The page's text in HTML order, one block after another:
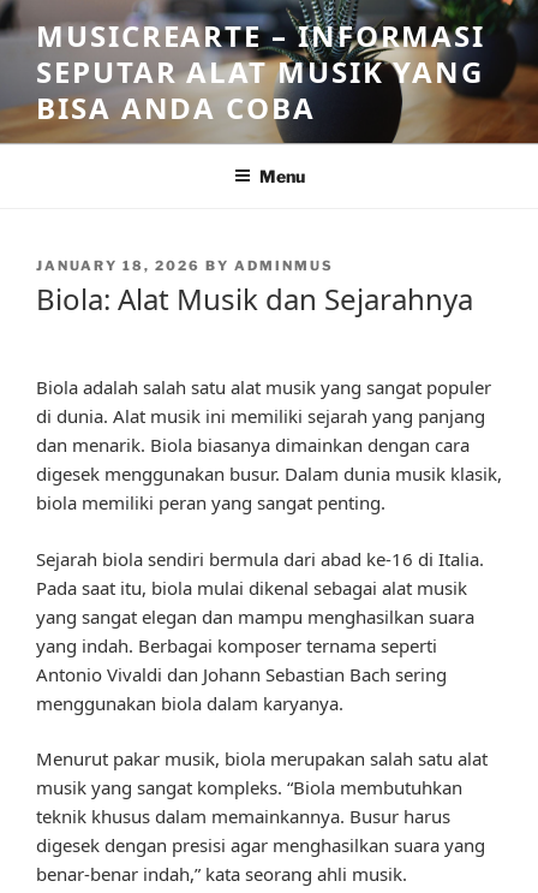
Skip
to
content
MUSICREARTE – INFORMASI
SEPUTAR ALAT MUSIK YANG
BISA ANDA COBA
Menu
POSTED
ON
JANUARY 18, 2026 BY ADMINMUS
Biola: Alat Musik dan Sejarahnya
Biola adalah salah satu alat musik yang sangat populer
di dunia. Alat musik ini memiliki sejarah yang panjang
dan menarik. Biola biasanya dimainkan dengan cara
digesek menggunakan busur. Dalam dunia musik klasik,
biola memiliki peran yang sangat penting.
Sejarah biola sendiri bermula dari abad ke-16 di Italia.
Pada saat itu, biola mulai dikenal sebagai alat musik
yang sangat elegan dan mampu menghasilkan suara
yang indah. Berbagai komposer ternama seperti
Antonio Vivaldi dan Johann Sebastian Bach sering
menggunakan biola dalam karyanya.
Menurut pakar musik, biola merupakan salah satu alat
musik yang sangat kompleks. “Biola membutuhkan
teknik khusus dalam memainkannya. Busur harus
digesek dengan presisi agar menghasilkan suara yang
benar-benar indah,” kata seorang ahli musik.